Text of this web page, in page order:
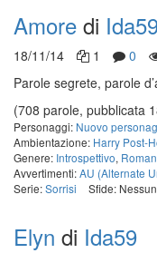
Amore di
18/11/14 1 0
Parole segrete, parole
(708 parole, pubblicata
Personaggi: Nuovo
Ambientazione: Harry Post-
Genere: Introspettivo,
Avvertimenti:AU (Alternate
Serie:Sorrisi Sfide:
Elyn di Ida59